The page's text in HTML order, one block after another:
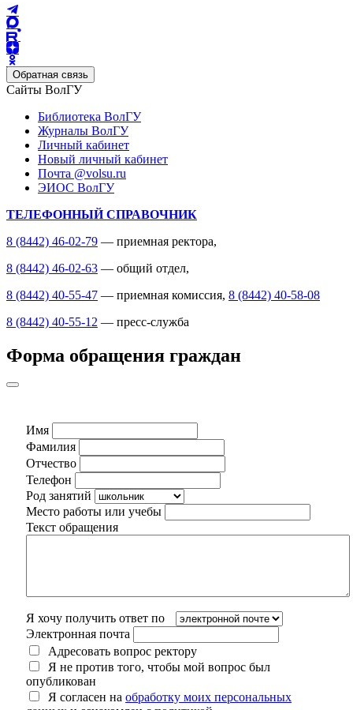
Обратная связь
Сайты ВолГУ
Библиотека ВолГУ
Журналы ВолГУ
Личный кабинет
Новый личный кабинет
Почта @volsu.ru
ЭИОС ВолГУ
ТЕЛЕФОННЫЙ СПРАВОЧНИК
8 (8442) 46-02-79 — приемная ректора,
8 (8442) 46-02-63 — общий отдел,
8 (8442) 40-55-47 — приемная комиссия, 8 (8442) 40-58-08
8 (8442) 40-55-12 — пресс-служба
Форма обращения граждан
Имя
Фамилия
Отчество
Телефон
Род занятий
Место работы или учебы
Текст обращения
Я хочу получить ответ по
Электронная почта
Адресовать вопрос ректору
Я не против того, чтобы мой вопрос был
опубликован
Я согласен на обработку моих персональных